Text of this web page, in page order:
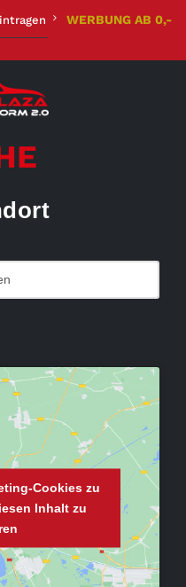
WERBUNG AB 0,-
Cookies zu
Inhalt zu